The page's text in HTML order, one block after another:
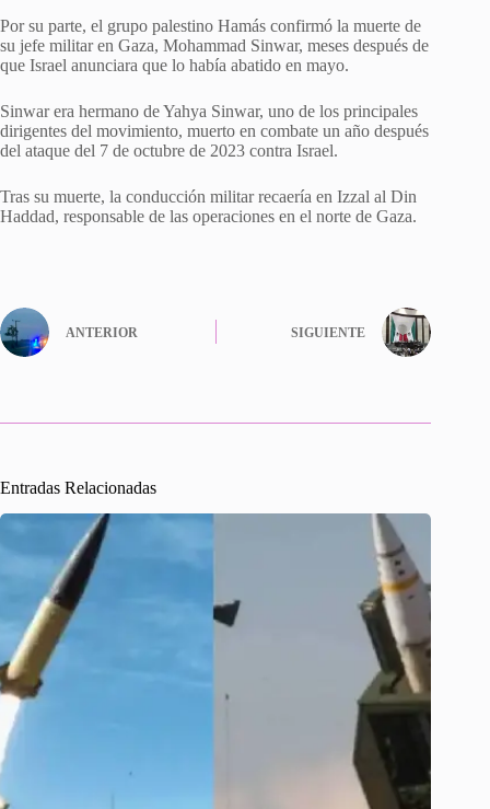
Por su parte, el grupo palestino Hamás confirmó la muerte de
su jefe militar en Gaza, Mohammad Sinwar, meses después de
que Israel anunciara que lo había abatido en mayo.
Sinwar era hermano de Yahya Sinwar, uno de los principales
dirigentes del movimiento, muerto en combate un año después
del ataque del 7 de octubre de 2023 contra Israel.
Tras su muerte, la conducción militar recaería en Izzal al Din
Haddad, responsable de las operaciones en el norte de Gaza.
ANTERIOR SIGUIENTE
Entradas Relacionadas